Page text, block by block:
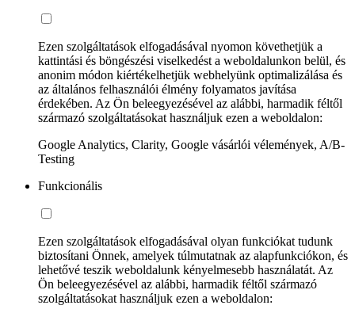
Ezen szolgáltatások elfogadásával nyomon követhetjük a
kattintási és böngészési viselkedést a weboldalunkon belül, és
anonim módon kiértékelhetjük webhelyünk optimalizálása és
az általános felhasználói élmény folyamatos javítása
érdekében. Az Ön beleegyezésével az alábbi, harmadik féltől
származó szolgáltatásokat használjuk ezen a weboldalon:
Google Analytics, Clarity, Google vásárlói vélemények, A/B-
Testing
Funkcionális
Ezen szolgáltatások elfogadásával olyan funkciókat tudunk
biztosítani Önnek, amelyek túlmutatnak az alapfunkciókon, és
lehetővé teszik weboldalunk kényelmesebb használatát. Az
Ön beleegyezésével az alábbi, harmadik féltől származó
szolgáltatásokat használjuk ezen a weboldalon: